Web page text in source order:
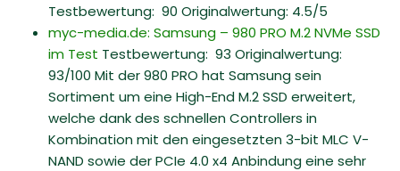
Testbewertung: 90 Originalwertung: 4.5/5
myc-media.de: Samsung – 980 PRO M.2 NVMe SSD
im Test Testbewertung: 93 Originalwertung:
93/100 Mit der 980 PRO hat Samsung sein
Sortiment um eine High-End M.2 SSD erweitert,
welche dank des schnellen Controllers in
Kombination mit den eingesetzten 3-bit MLC V-
NAND sowie der PCIe 4.0 x4 Anbindung eine sehr